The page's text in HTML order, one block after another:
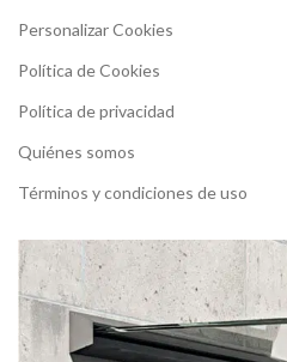
Personalizar Cookies
Política de Cookies
Política de privacidad
Quiénes somos
Términos y condiciones de uso